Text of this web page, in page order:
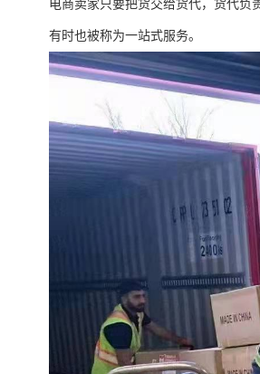
电商卖家只要把货交给货代，货代负
有时也被称为一站式服务。